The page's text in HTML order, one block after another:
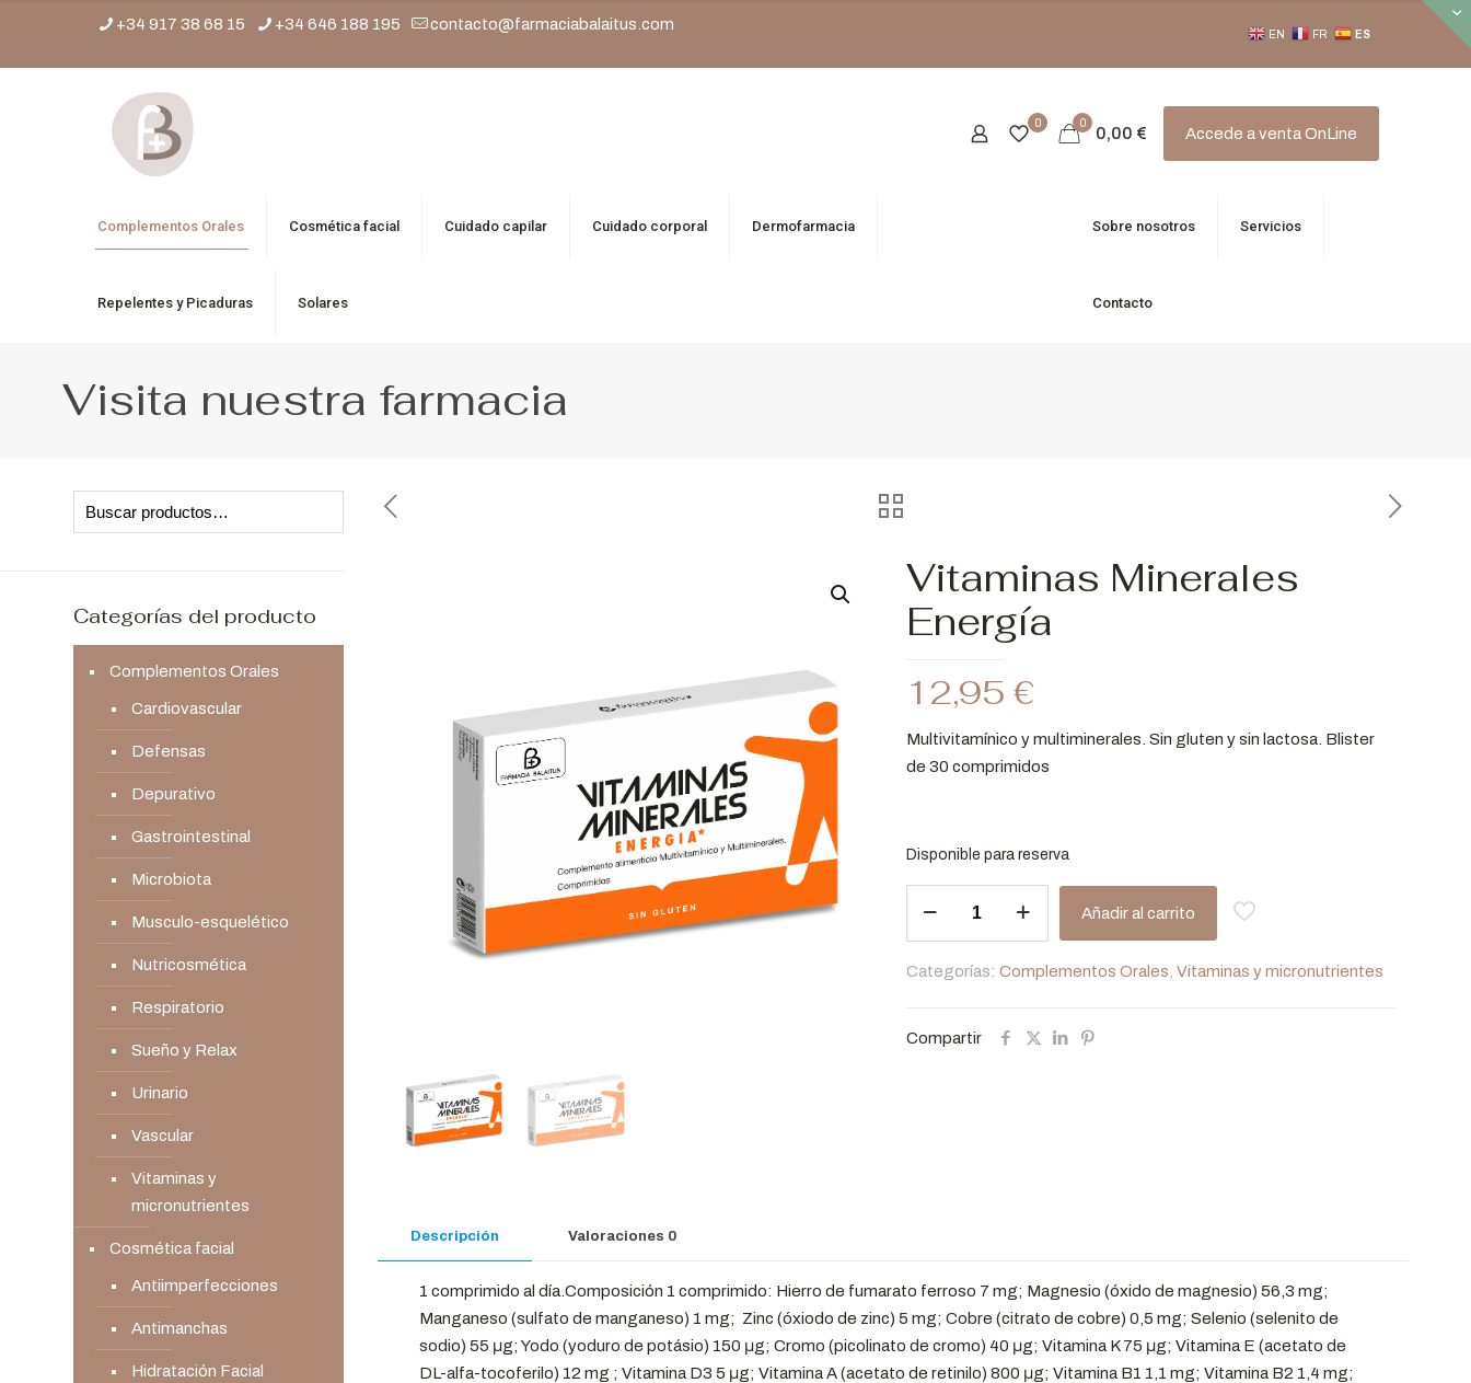
+34 917 38 68 15 +34 646 188 195 contacto@farmaciabalaitus.com
EN FR ES
0 0
0,00 € Accede a venta OnLine
Complementos Orales Cosmética facial Cuidado capilar Cuidado corporal Dermofarmacia
Repelentes y Picaduras Solares
Sobre nosotros Servicios
Contacto
Visita nuestra farmacia
Vitaminas Minerales
Energía
12,95 €
Multivitamínico y multiminerales. Sin gluten y sin lactosa. Blister
de 30 comprimidos
Disponible para reserva
Minerales
cantidad
Añadir al carrito
Categorías: Complementos Orales Vitaminas y micronutrientes
Compartir
Descripción Valoraciones 0
1 comprimido al día.Composición 1 comprimido: Hierro de fumarato ferroso 7 mg; Magnesio (óxido de magnesio) 56,3 mg;
Manganeso (sulfato de manganeso) 1 mg; Zinc (óxiodo de zinc) 5 mg; Cobre (citrato de cobre) 0,5 mg; Selenio (selenito de
sodio) 55 μg; Yodo (yoduro de potásio) 150 μg; Cromo (picolinato de cromo) 40 μg; Vitamina K 75 μg; Vitamina E (acetato de
DL-alfa-tocoferilo) 12 mg ; Vitamina D3 5 μg; Vitamina A (acetato de retinilo) 800 μg; Vitamina B1 1,1 mg; Vitamina B2 1,4 mg;
Categorías del producto
Complementos Orales
Cardiovascular
Defensas
Depurativo
Gastrointestinal
Microbiota
Musculo-esquelético
Nutricosmética
Respiratorio
Sueño y Relax
Urinario
Vascular
Vitaminas y
micronutrientes
Cosmética facial
Antiimperfecciones
Antimanchas
Hidratación Facial